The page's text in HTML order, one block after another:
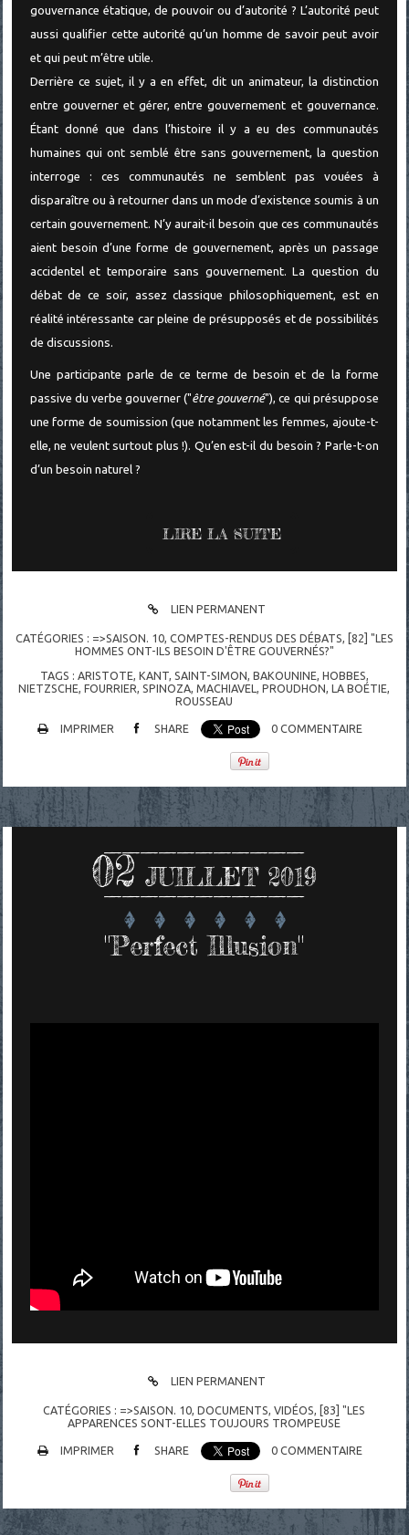
gouvernance étatique, de pouvoir ou d’autorité ? L’autorité peut
aussi qualifier cette autorité qu’un homme de savoir peut avoir
et qui peut m’être utile.
Derrière ce sujet, il y a en effet, dit un animateur, la distinction
entre gouverner et gérer, entre gouvernement et gouvernance.
Étant donné que dans l’histoire il y a eu des communautés
humaines qui ont semblé être sans gouvernement, la question
interroge : ces communautés ne semblent pas vouées à
disparaître ou à retourner dans un mode d’existence soumis à un
certain gouvernement. N’y aurait-il besoin que ces communautés
aient besoin d’une forme de gouvernement, après un passage
accidentel et temporaire sans gouvernement. La question du
débat de ce soir, assez classique philosophiquement, est en
réalité intéressante car pleine de présupposés et de possibilités
de discussions.
Une participante parle de ce terme de besoin et de la forme
passive du verbe gouverner ("être gouverné"), ce qui présuppose
une forme de soumission (que notamment les femmes, ajoute-t-
elle, ne veulent surtout plus !). Qu’en est-il du besoin ? Parle-t-on
d’un besoin naturel ?
LIRE LA SUITE
LIEN PERMANENT
CATÉGORIES : =>SAISON. 10, COMPTES-RENDUS DES DÉBATS, [82] "LES
HOMMES ONT-ILS BESOIN D'ÊTRE GOUVERNÉS?"
TAGS : ARISTOTE KANT, SAINT-SIMON BAKOUNINE HOBBES
NIETZSCHE ,FOURRIER ,SPINOZA ,MACHIAVEL ,PROUDHON ,LA BOÉTIE
ROUSSEAU
IMPRIMER SHARE 0 COMMENTAIRE
02 JUILLET 2019
"Perfect Illusion"
LIEN PERMANENT
CATÉGORIES : =>SAISON. 10,DOCUMENTS,VIDÉOS, [83] "LES
APPARENCES SONT-ELLES TOUJOURS TROMPEUSE
IMPRIMER SHARE 0 COMMENTAIRE